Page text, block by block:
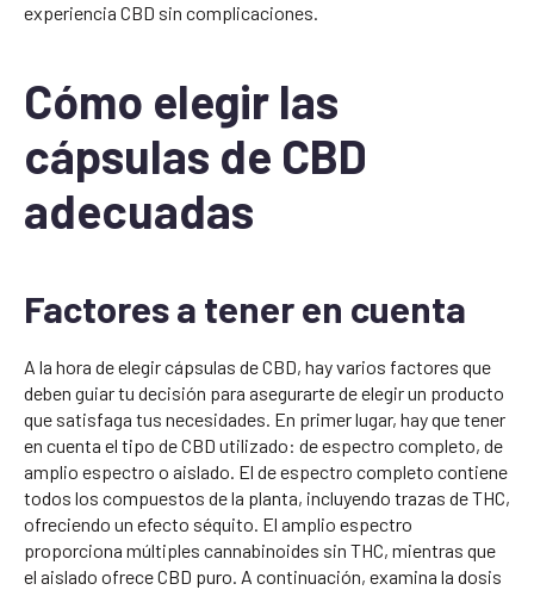
experiencia CBD sin complicaciones.
Cómo elegir las
cápsulas de CBD
adecuadas
Factores a tener en cuenta
A la hora de elegir cápsulas de CBD, hay varios factores que
deben guiar tu decisión para asegurarte de elegir un producto
que satisfaga tus necesidades. En primer lugar, hay que tener
en cuenta el tipo de CBD utilizado: de espectro completo, de
amplio espectro o aislado. El de espectro completo contiene
todos los compuestos de la planta, incluyendo trazas de THC,
ofreciendo un efecto séquito. El amplio espectro
proporciona múltiples cannabinoides sin THC, mientras que
el aislado ofrece CBD puro. A continuación, examina la dosis